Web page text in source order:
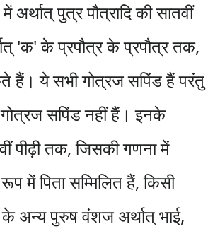
अर्थात् पुत्र पौत्रादि की सातवीं
'क' के प्रपौत्र के प्रपौत्र तक,
हैं। ये सभी गोत्रज सपिंड हैं परंतु
सपिंड नहीं हैं। इनके
पीढ़ी तक, जिसकी गणना में
में पिता सम्मिलित हैं, किसी
के अन्य पुरुष वंशज अर्थात् भाई,